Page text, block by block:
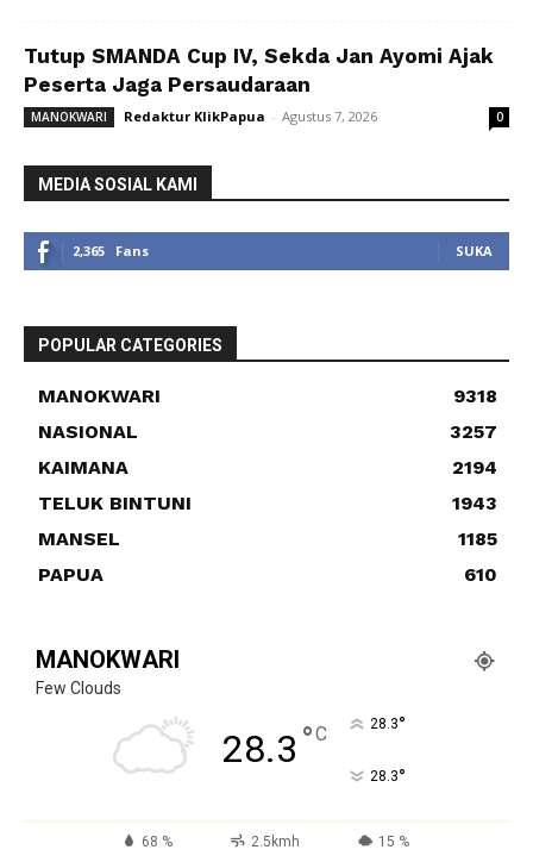
Tutup SMANDA Cup IV, Sekda Jan Ayomi Ajak
Peserta Jaga Persaudaraan
MANOKWARI Redaktur KlikPapua - Agustus 7, 2026 0
MEDIA SOSIAL KAMI
2,365 Fans SUKA
POPULAR CATEGORIES
MANOKWARI
9318
NASIONAL
3257
KAIMANA
2194
TELUK BINTUNI
1943
MANSEL
1185
PAPUA
610
MANOKWARI
Few Clouds
28.3 °C 28.3°
28.3°
68 % 2.5kmh 15 %